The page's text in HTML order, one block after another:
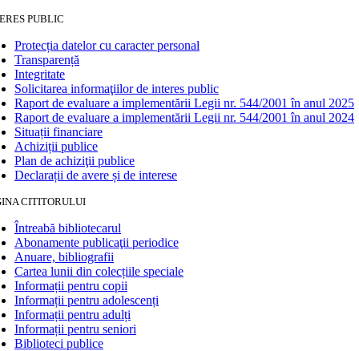
PUBLIC
Protecția datelor cu caracter personal
Transparență
Integritate
Solicitarea informaţiilor de interes public
Raport de evaluare a implementării Legii nr. 544/2001 în anul 2025
Raport de evaluare a implementării Legii nr. 544/2001 în anul 2024
Situații financiare
Achiziții publice
Plan de achiziţii publice
Declarații de avere și de interese
CITITORULUI
Întreabă bibliotecarul
Abonamente publicaţii periodice
Anuare, bibliografii
Cartea lunii din colecțiile speciale
Informații pentru copii
Informații pentru adolescenți
Informații pentru adulți
Informații pentru seniori
Biblioteci publice